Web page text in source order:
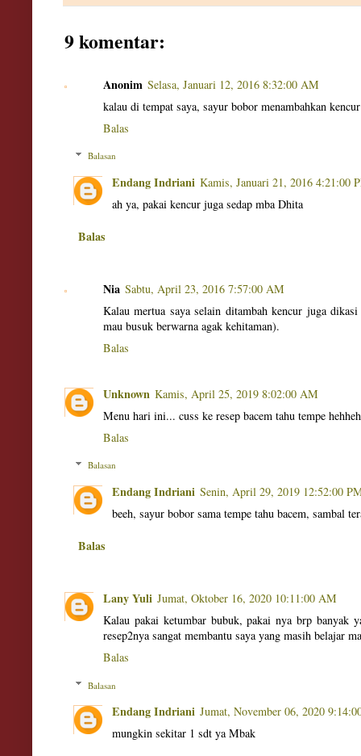
9 komentar:
Anonim Selasa, Januari 12, 2016 8:32:00 AM
kalau di tempat saya, sayur bobor menambahkan
Balas
Balasan
Endang Indriani Kamis, Januari 21, 2016 4:21:00
ah ya, pakai kencur juga sedap mba Dhita
Balas
Nia Sabtu, April 23, 2016 7:57:00 AM
Kalau mertua saya selain ditambah kencur juga
mau busuk berwarna agak kehitaman).
Balas
Unknown Kamis, April 25, 2019 8:02:00 AM
Menu hari ini... cuss ke resep bacem tahu tempe
Balas
Balasan
Endang Indriani Senin, April 29, 2019 12:52:00
beeh, sayur bobor sama tempe tahu bacem, sambal
Balas
Lany Yuli Jumat, Oktober 16, 2020 10:11:00 AM
Kalau pakai ketumbar bubuk, pakai nya brp banyak
resep2nya sangat membantu saya yang masih belajar
Balas
Balasan
Endang Indriani Jumat, November 06, 2020
mungkin sekitar 1 sdt ya Mbak